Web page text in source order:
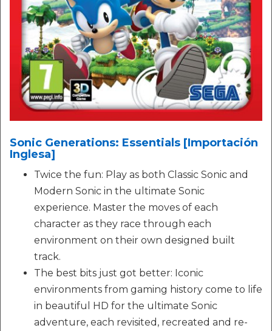
Sonic Generations: Essentials [Importación
Inglesa]
Twice the fun: Play as both Classic Sonic and
Modern Sonic in the ultimate Sonic
experience. Master the moves of each
character as they race through each
environment on their own designed built
track.
The best bits just got better: Iconic
environments from gaming history come to life
in beautiful HD for the ultimate Sonic
adventure, each revisited, recreated and re-